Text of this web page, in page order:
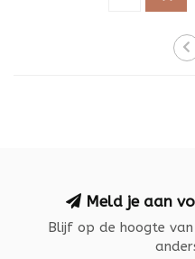
Meld je aan
Blijf op de hoogte